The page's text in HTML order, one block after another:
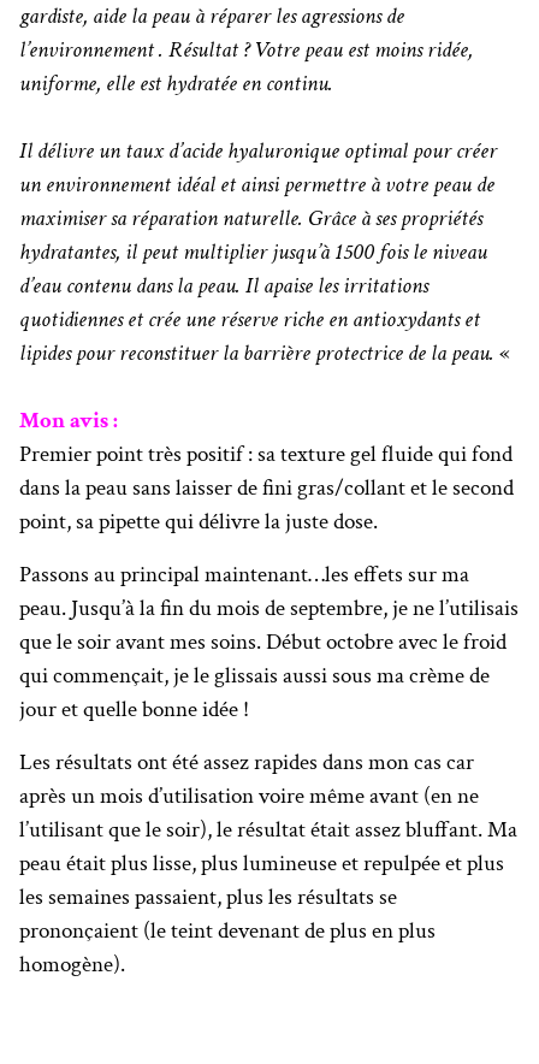
gardiste, aide la peau à réparer les agressions de
l’environnement . Résultat ? Votre peau est moins ridée,
uniforme, elle est hydratée en continu.
Il délivre un taux d’acide hyaluronique optimal pour créer
un environnement idéal et ainsi permettre à votre peau de
maximiser sa réparation naturelle. Grâce à ses propriétés
hydratantes, il peut multiplier jusqu’à 1500 fois le niveau
d’eau contenu dans la peau. Il apaise les irritations
quotidiennes et crée une réserve riche en antioxydants et
lipides pour reconstituer la barrière protectrice de la peau. «
Mon avis :
Premier point très positif : sa texture gel fluide qui fond
dans la peau sans laisser de fini gras/collant et le second
point, sa pipette qui délivre la juste dose.
Passons au principal maintenant…les effets sur ma
peau. Jusqu’à la fin du mois de septembre, je ne l’utilisais
que le soir avant mes soins. Début octobre avec le froid
qui commençait, je le glissais aussi sous ma crème de
jour et quelle bonne idée !
Les résultats ont été assez rapides dans mon cas car
après un mois d’utilisation voire même avant (en ne
l’utilisant que le soir), le résultat était assez bluffant. Ma
peau était plus lisse, plus lumineuse et repulpée et plus
les semaines passaient, plus les résultats se
prononçaient (le teint devenant de plus en plus
homogène).